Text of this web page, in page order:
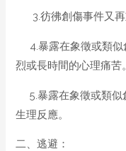
3.彷彿創傷事件又再
4.暴露在象徵或類似
烈或長時間的心理痛苦。
5.暴露在象徵或類似
生理反應。
二、逃避：